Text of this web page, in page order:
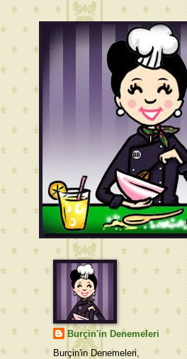
Burçin'in Denemeleri
Burçin'in Denemeleri,